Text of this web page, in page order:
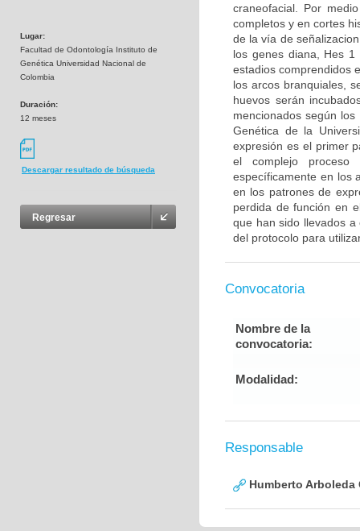
Lugar:
Facultad de Odontología Instituto de
Genética Universidad Nacional de
Colombia
Duración:
12 meses
Descargar resultado de búsqueda
Regresar
craneofacial. Por
completos y en cortes
de la vía de
los genes diana, Hes
estadios comprendidos
los arcos branquiales,
huevos serán
mencionados según
Genética de la
expresión es el primer
el complejo proceso
específicamente en los
en los patrones de
perdida de función en
que han sido llevados
del protocolo para
Convocatoria
Nombre de la
convocatoria:
Modalidad:
Responsable
Humberto Arboleda